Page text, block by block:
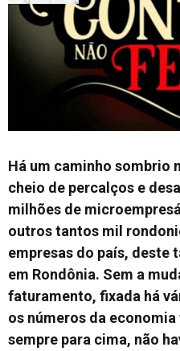
Há um caminho sombrio
cheio de percalços e
milhões de
outros tantos mil
empresas do país, deste
em Rondônia. Sem a
faturamento, fixada há
os números da
sempre para cima, não